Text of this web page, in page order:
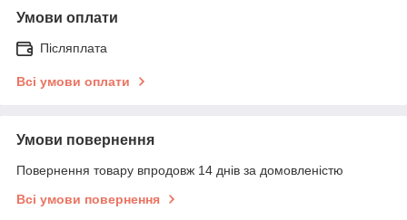
Умови оплати
Післяплата
Всі умови оплати
Умови повернення
Повернення товару впродовж 14 днів за домовленістю
Всі умови повернення